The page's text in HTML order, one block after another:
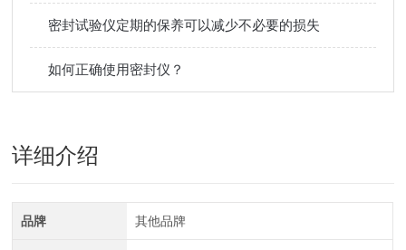
密封试验仪定期的保养可以减少不必要的损失
如何正确使用密封仪？
详细介绍
品牌 其他品牌